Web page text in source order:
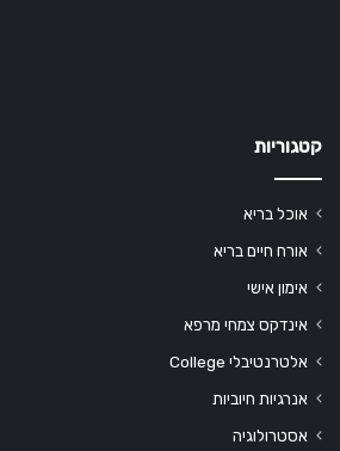
קטגוריות
אוכל בריא
אורח חיים בריא
אימון אישי
אינדקס צמחי מרפא
אלטרנטיבלי College
אנרגיות חיוביות
אסטרולוגיה